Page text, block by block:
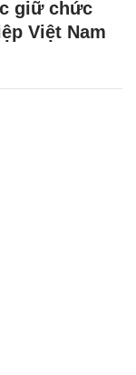
giữ chức
Việt Nam